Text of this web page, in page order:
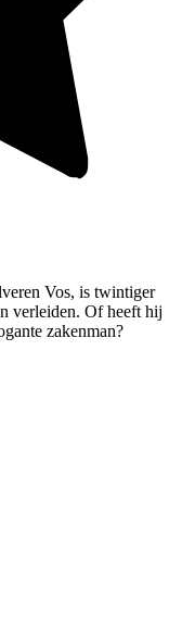
Vos, is twintiger
verleiden. Of heeft hij
zakenman?